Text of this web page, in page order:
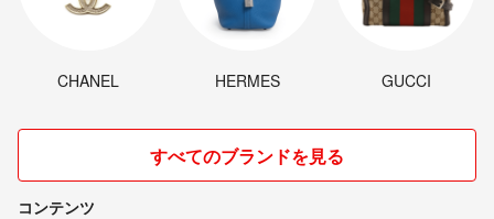
CHANEL HERMES GUCCI
すべてのブランドを見る
コンテンツ